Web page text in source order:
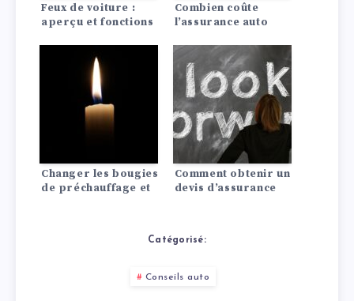
Feux de voiture :
aperçu et fonctions
Combien coûte
l’assurance auto
Changer les bougies
de préchauffage et
Comment obtenir un
devis d’assurance
Catégorisé:
Conseils auto